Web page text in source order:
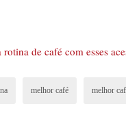
mais
rotina de café com esses
melhor café melhor